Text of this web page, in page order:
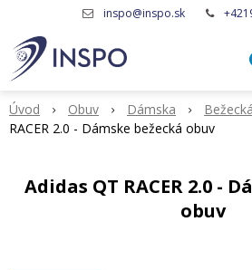
inspo@inspo.sk
Úvod Obuv Dámska
RACER 2.0 - Dámske bežecká obuv
Adidas QT RACER 2.0 -
obuv